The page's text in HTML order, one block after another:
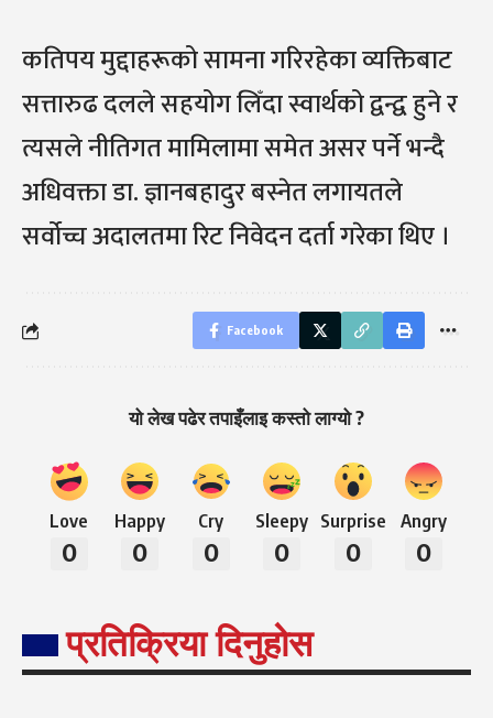
कतिपय मुद्दाहरूको सामना गरिरहेका व्यक्तिबाट
सत्तारुढ दलले सहयोग लिँदा स्वार्थको द्वन्द्व हुने र
त्यसले नीतिगत मामिलामा समेत असर पर्ने भन्दै
अधिवक्ता डा. ज्ञानबहादुर बस्नेत लगायतले
सर्वोच्च अदालतमा रिट निवेदन दर्ता गरेका थिए ।
Facebook
यो लेख पढेर तपाइँलाइ कस्तो लाग्यो ?
Love
0
Happy
0
Cry
0
Sleepy
0
Surprise
0
Angry
0
प्रतिक्रिया दिनुहोस